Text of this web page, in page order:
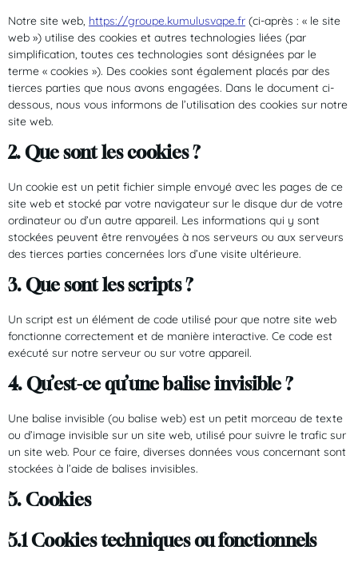
Notre site web, https://groupe.kumulusvape.fr (ci-après : « le site
web ») utilise des cookies et autres technologies liées (par
simplification, toutes ces technologies sont désignées par le
terme « cookies »). Des cookies sont également placés par des
tierces parties que nous avons engagées. Dans le document ci-
dessous, nous vous informons de l’utilisation des cookies sur notre
site web.
2. Que sont les cookies ?
Un cookie est un petit fichier simple envoyé avec les pages de ce
site web et stocké par votre navigateur sur le disque dur de votre
ordinateur ou d’un autre appareil. Les informations qui y sont
stockées peuvent être renvoyées à nos serveurs ou aux serveurs
des tierces parties concernées lors d’une visite ultérieure.
3. Que sont les scripts ?
Un script est un élément de code utilisé pour que notre site web
fonctionne correctement et de manière interactive. Ce code est
exécuté sur notre serveur ou sur votre appareil.
4. Qu’est-ce qu’une balise invisible ?
Une balise invisible (ou balise web) est un petit morceau de texte
ou d’image invisible sur un site web, utilisé pour suivre le trafic sur
un site web. Pour ce faire, diverses données vous concernant sont
stockées à l’aide de balises invisibles.
5. Cookies
5.1 Cookies techniques ou fonctionnels